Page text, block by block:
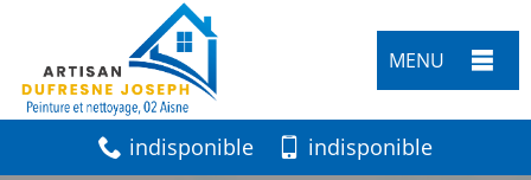
MENU
indisponible indisponible